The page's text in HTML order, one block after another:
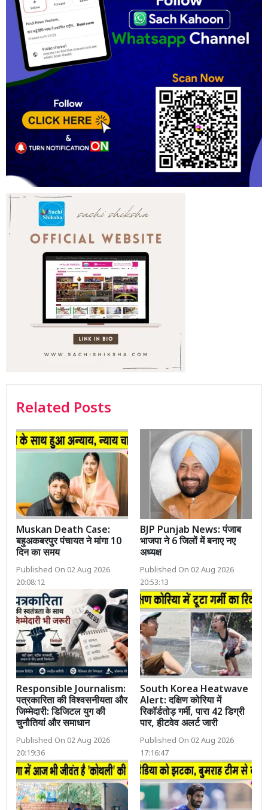
Related Posts
Muskan Death Case:
बहुअकबरपुर पंचायत ने मांगा 10
दिन का समय
Published On 02 Aug 2026
20:08:12
BJP Punjab News: पंजाब
भाजपा ने 6 जिलों में बनाए नए
अध्यक्ष
Published On 02 Aug 2026
20:53:13
Responsible Journalism:
पत्रकारिता की विश्वसनीयता और
जिम्मेदारी: डिजिटल युग की
चुनौतियां और समाधान
Published On 02 Aug 2026
20:19:36
South Korea Heatwave
Alert: दक्षिण कोरिया में
रिकॉर्डतोड़ गर्मी, पारा 42 डिग्री
पार, हीटवेव अलर्ट जारी
Published On 02 Aug 2026
17:16:47